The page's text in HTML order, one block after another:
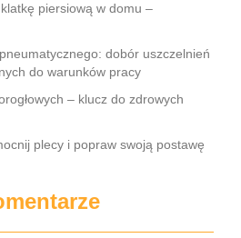
piersiową w domu –
dobór uszczelnień
do warunków pracy
– klucz do zdrowych
plecy i popraw swoją postawę